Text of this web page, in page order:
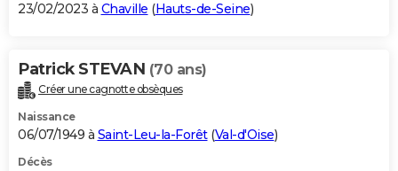
23/02/2023 à Chaville (Hauts-de-Seine)
Patrick STEVAN (70 ans)
Créer une cagnotte obsèques
Naissance
06/07/1949 à Saint-Leu-la-Forêt(Val-d'Oise)
Décès